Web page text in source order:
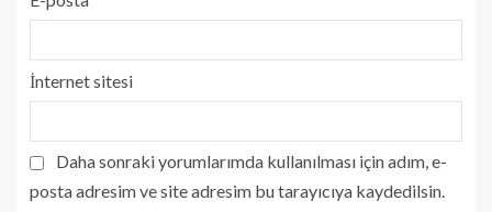
İnternet sitesi
Daha sonraki yorumlarımda kullanılması için adım, e-
posta adresim ve site adresim bu tarayıcıya kaydedilsin.